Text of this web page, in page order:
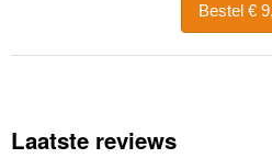
Bestel
Laatste reviews